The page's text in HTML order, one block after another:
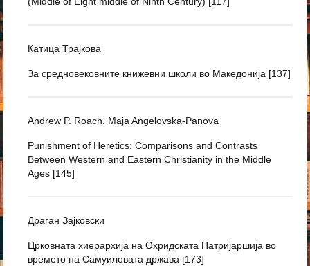
Катица Трајкова
За средновековните книжевни школи во Македонија [137]
Andrew P. Roach, Maja Angelovska-Panova
Punishment of Heretics: Comparisons and Contrasts
Between Western and Eastern Christianity in the Middle
Ages [145]
Драган Зајковски
Црковната хиерархија на Охридската Патријаршија во
времето на Самуиловата држава [173]